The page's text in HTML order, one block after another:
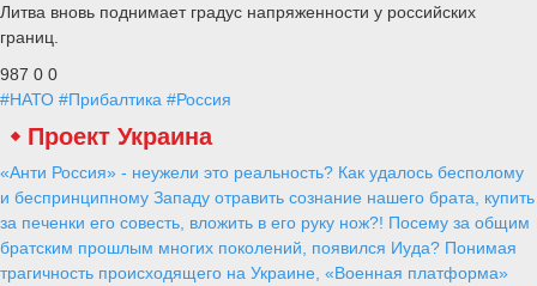
Литва вновь поднимает градус напряженности у российских
границ.
987 0 0
#НАТО #Прибалтика #Россия
Проект Украина
«Анти Россия» - неужели это реальность? Как удалось бесполому
и беспринципному Западу отравить сознание нашего брата, купить
за печенки его совесть, вложить в его руку нож?! Посему за общим
братским прошлым многих поколений, появился Иуда? Понимая
трагичность происходящего на Украине, «Военная платформа»